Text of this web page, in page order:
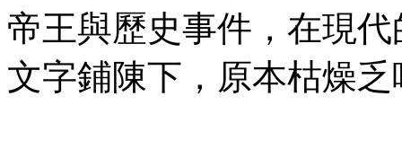
帝王與歷史事件，在現
文字鋪陳下，原本枯燥